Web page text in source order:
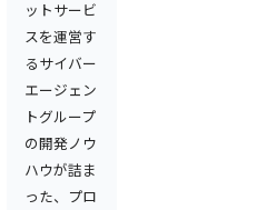
ットサービ
スを運営す
るサイバー
エージェン
トグループ
の開発ノウ
ハウが詰ま
った、プロ